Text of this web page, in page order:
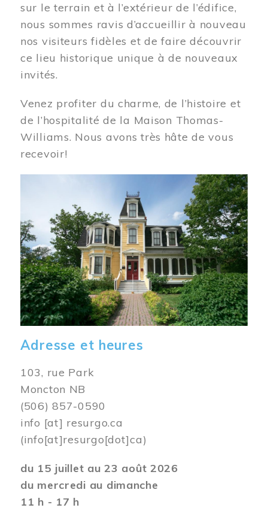
sur le terrain et à l’extérieur de l’édifice,
nous sommes ravis d’accueillir à nouveau
nos visiteurs fidèles et de faire découvrir
ce lieu historique unique à de nouveaux
invités.
Venez profiter du charme, de l’histoire et
de l’hospitalité de la Maison Thomas-
Williams. Nous avons très hâte de vous
recevoir!
Adresse et heures
103, rue Park
Moncton NB
(506) 857-0590
info [at] resurgo.ca
(info[at]resurgo[dot]ca)
du 15 juillet au 23 août 2026
du mercredi au dimanche
11 h - 17 h